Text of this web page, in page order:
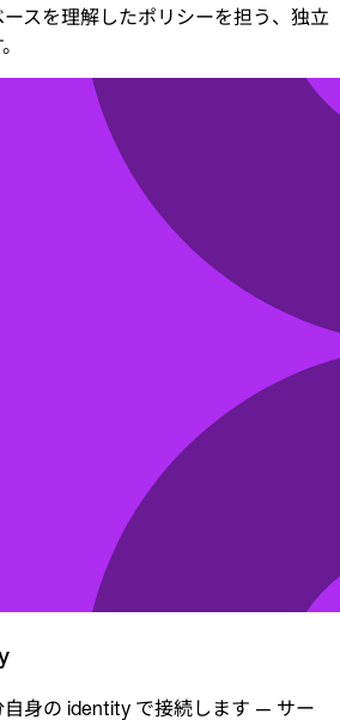
スを理解したポリシーを担う、独立
身の identity で接続します — サー